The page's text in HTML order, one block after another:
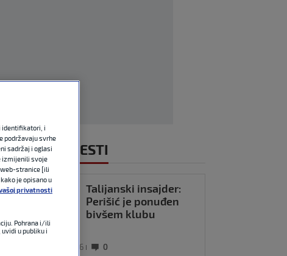
VIJESTI
Talijanski insajder:
Perišić je ponuđen
bivšem klubu
05. kol 2026 0
identifikatori, i
podržavaju svrhe
sadržaj i oglasi
izmijenili svoje
stranice [ili
je opisano u
privatnosti
Pohrana i/ili
u publiku i